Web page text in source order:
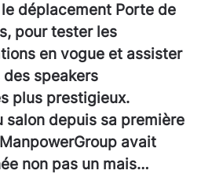
déplacement Porte de
pour tester les
en vogue et assister
speakers
plus prestigieux.
salon depuis sa première
avait
non pas un mais…